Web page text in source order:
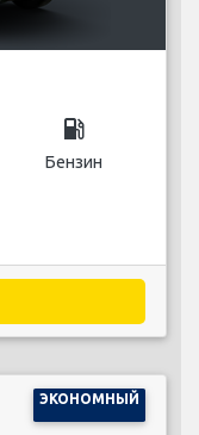
local_gas_station
Бензин
ЭКОНОМНЫЙ